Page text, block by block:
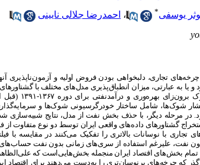
یوسفی* ، احمدرضا جلالی نایینی
تجاری، دلبخواهی بودن فروض اولیه و
یا به عبارتی، میزان انطباق‌پذیری مدل‌های مختلف با
برنامه‌ریز
شوک‌ها، شامل ساختار خودرگرسیونی شوک‌ها و
در مرحله دیگر، با حذف بخش نفت از مدل، نتایج شبیه‌سازی
گشتاورهای داده‌های واقعی ایران توسط دو نوع متفاوت از
تجاری با نوسانات بالاتری را تفکیک می‌کنند در مقایسه
نفت، علیرغم استفاده از سری‌های زمانی بدون نفت
بخش‌های اقتصاد ایران منجمله بخش‌هایی‌است که
که چرخه‌های پرنوسان‌تری را به‌دست می‌دهند برای